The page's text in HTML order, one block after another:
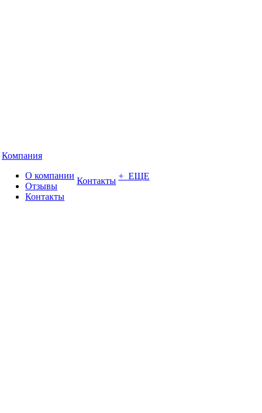
Компания
О компании
Отзывы
Контакты
Контакты + ЕЩЕ